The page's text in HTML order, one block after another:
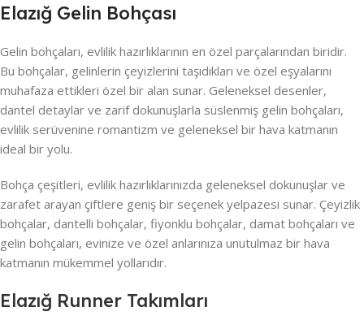
Elazığ Gelin Bohçası
Gelin bohçaları, evlilik hazırlıklarının en özel parçalarından biridir.
Bu bohçalar, gelinlerin çeyizlerini taşıdıkları ve özel eşyalarını
muhafaza ettikleri özel bir alan sunar. Geleneksel desenler,
dantel detaylar ve zarif dokunuşlarla süslenmiş gelin bohçaları,
evlilik serüvenine romantizm ve geleneksel bir hava katmanın
ideal bir yolu.
Bohça çeşitleri, evlilik hazırlıklarınızda geleneksel dokunuşlar ve
zarafet arayan çiftlere geniş bir seçenek yelpazesi sunar. Çeyizlik
bohçalar, dantelli bohçalar, fiyonklu bohçalar, damat bohçaları ve
gelin bohçaları, evinize ve özel anlarınıza unutulmaz bir hava
katmanın mükemmel yollarıdır.
Elazığ Runner Takımları